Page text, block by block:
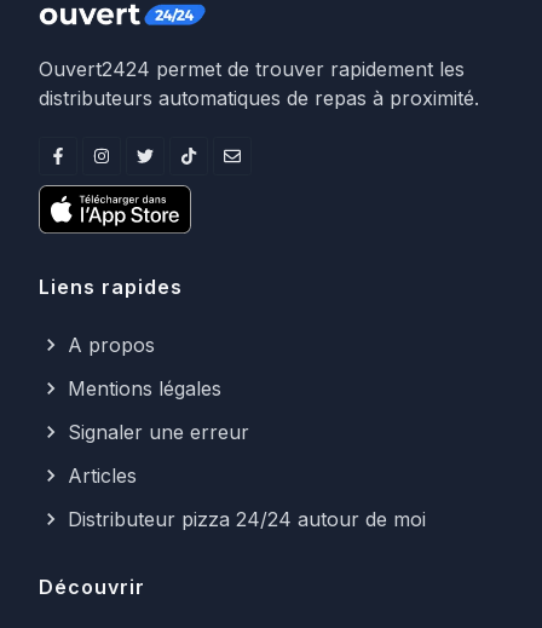
Ouvert2424 permet de trouver rapidement les
distributeurs automatiques de repas à proximité.
Liens rapides
A propos
Mentions légales
Signaler une erreur
Articles
Distributeur pizza 24/24 autour de moi
Découvrir